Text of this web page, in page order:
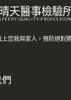
天醫事檢驗
QUALITY/PROFESSION
上您我與家人，預防絕對